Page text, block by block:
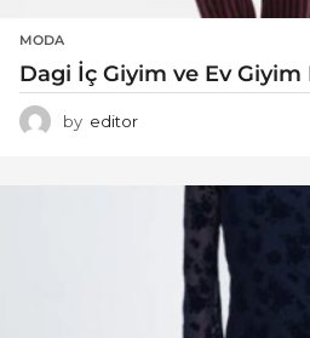
MODA
Dagi İç Giyim ve Ev
by editor